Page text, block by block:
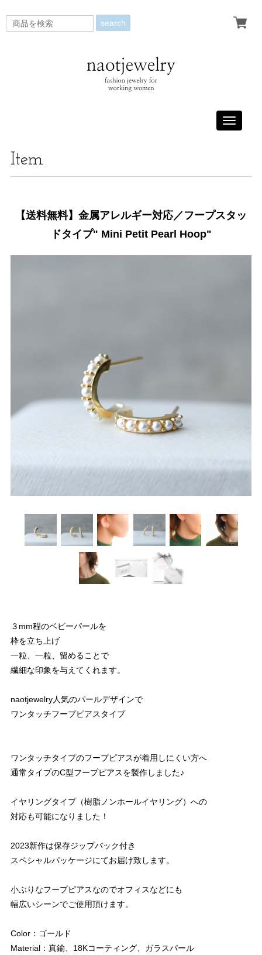
search
Toggle
Item
【送料無料】金属アレルギー対応／フープスタッ
ドタイプ" Mini Petit Pearl Hoop"
３mm程のベビーパールを
枠を立ち上げ
一粒、一粒、留めることで
繊細な印象を与えてくれます。
naotjewelry人気のパールデザインで
ワンタッチフープピアスタイプ
ワンタッチタイプのフープピアスが着用しにくい方へ
通常タイプのC型フープピアスを製作しました♪
イヤリングタイプ（樹脂ノンホールイヤリング）への
対応も可能になりました！
2023新作は保存ジップバック付き
スペシャルパッケージにてお届け致します。
小ぶりなフープピアスなのでオフィスなどにも
幅広いシーンでご使用頂けます。
Color：ゴールド
Material：真鍮、18Kコーティング、ガラスパール